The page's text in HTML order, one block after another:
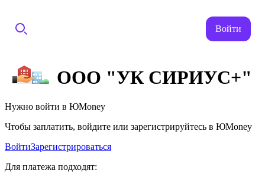
Войти
ООО "УК СИРИУС+"
Нужно войти в ЮMoney
Чтобы заплатить, войдите или зарегистрируйтесь в ЮMoney
ВойтиЗарегистрироваться
Для платежа подходят: